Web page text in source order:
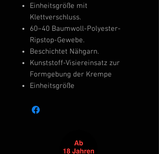
Einheitsgröße mit
Klettverschluss.
60–40 Baumwoll-Polyester-
Ripstop-Gewebe.
Beschichtet Nähgarn.
Kunststoff-Visiereinsatz zur
Formgebung der Krempe
Einheitsgröße